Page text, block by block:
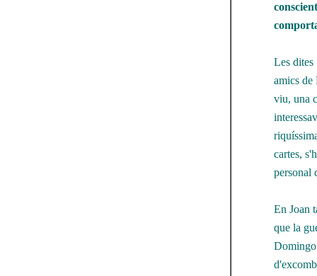
Les dites
amics de
viu, una
cartes,
personal
En Joan
que la